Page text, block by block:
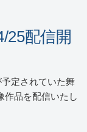
25配信開
定されていた舞
作品を配信いたし